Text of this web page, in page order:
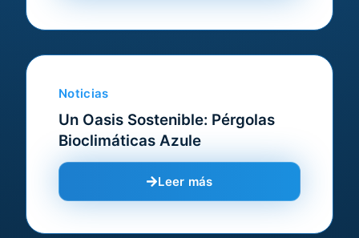
Noticias
Un Oasis Sostenible: Pérgolas
Bioclimáticas Azule
Leer más